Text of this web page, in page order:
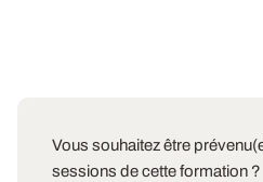
Vous souhaitez être
sessions de cette formation ?